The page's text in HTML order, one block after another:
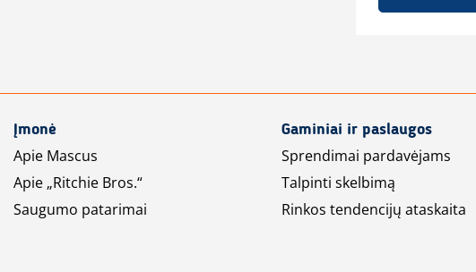
Įmonė
Apie Mascus
Apie „Ritchie Bros.“
Saugumo patarimai
Gaminiai ir paslaugos
Sprendimai pardavėjams
Talpinti skelbimą
Rinkos tendencijų ataskaita